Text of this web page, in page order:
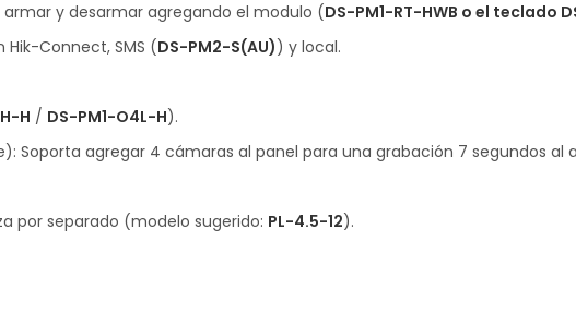
y desarmar agregando el modulo (DS-PM1-RT-HWB o el teclado
Connect, SMS (DS-PM2-S(AU)) y local.
H / DS-PM1-O4L-H).
Soporta agregar 4 cámaras al panel para una grabación 7 segundos
por separado (modelo sugerido: PL-4.5-12).